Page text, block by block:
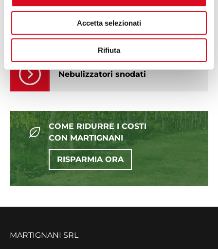
Accetta selezionati
Rifiuta
Nebulizzatori trainati
Nebulizzatori snodati
COME RIDURRE I COSTI
CON MARTIGNANI
RISPARMIA ORA
MARTIGNANI SRL